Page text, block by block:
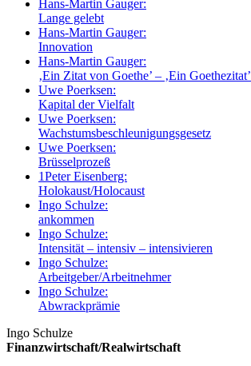
Hans-Martin Gauger:
Lange gelebt
Hans-Martin Gauger:
Innovation
Hans-Martin Gauger:
‚Ein Zitat von Goethe’ – ‚Ein Goethezitat’
Uwe Poerksen:
Kapital der Vielfalt
Uwe Poerksen:
Wachstumsbeschleunigungsgesetz
Uwe Poerksen:
Brüsselprozeß
1Peter Eisenberg:
Holokaust/Holocaust
Ingo Schulze:
ankommen
Ingo Schulze:
Intensität – intensiv – intensivieren
Ingo Schulze:
Arbeitgeber/Arbeitnehmer
Ingo Schulze:
Abwrackprämie
Ingo Schulze
Finanzwirtschaft/Realwirtschaft